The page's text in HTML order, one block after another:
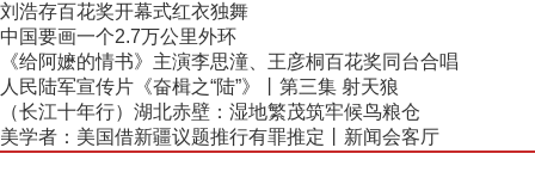
刘浩存百花奖开幕式红衣独舞
中国要画一个2.7万公里外环
《给阿嬷的情书》主演李思潼、王彦桐百花奖同台合唱
人民陆军宣传片《奋楫之“陆”》丨第三集 射天狼
（长江十年行）湖北赤壁：湿地繁茂筑牢候鸟粮仓
美学者：美国借新疆议题推行有罪推定丨新闻会客厅